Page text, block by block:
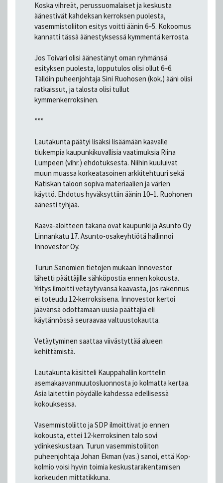
Koska vihreät, perussuomalaiset ja keskusta
äänestivät kahdeksan kerroksen puolesta,
vasemmistoliiton esitys voitti äänin 6–5. Kokoomus
kannatti tässä äänestyksessä kymmentä kerrosta.
Jos Toivari olisi äänestänyt oman ryhmänsä
esityksen puolesta, lopputulos olisi ollut 6–6.
Tällöin puheenjohtaja Sini Ruohosen (kok.) ääni olisi
ratkaissut, ja talosta olisi tullut
kymmenkerroksinen.
***
Lautakunta päätyi lisäksi lisäämään kaavalle
tiukempia kaupunkikuvallisia vaatimuksia Riina
Lumpeen (vihr.) ehdotuksesta. Niihin kuuluivat
muun muassa korkeatasoinen arkkitehtuuri sekä
Katiskan taloon sopiva materiaalien ja värien
käyttö. Ehdotus hyväksyttiin äänin 10–1. Ruohonen
äänesti tyhjää.
Kaava-aloitteen takana ovat kaupunki ja Asunto Oy
Linnankatu 17. Asunto-osakeyhtiötä hallinnoi
Innovestor Oy.
Turun Sanomien tietojen mukaan Innovestor
lähetti päättäjille sähköpostia ennen kokousta.
Yritys ilmoitti vetäytyvänsä kaavasta, jos rakennus
ei toteudu 12-kerroksisena. Innovestor kertoi
jäävänsä odottamaan uusia päättäjiä eli
käytännössä seuraavaa valtuustokautta.
Vetäytyminen saattaa viivästyttää alueen
kehittämistä.
Lautakunta käsitteli Kauppahallin korttelin
asemakaavanmuutosluonnosta jo kolmatta kertaa.
Asia laitettiin pöydälle kahdessa edellisessä
kokouksessa.
Vasemmistoliitto ja SDP ilmoittivat jo ennen
kokousta, ettei 12-kerroksinen talo sovi
ydinkeskustaan. Turun vasemmistoliiton
puheenjohtaja Johan Ekman (vas.) sanoi, että Kop-
kolmio voisi hyvin toimia keskustarakentamisen
korkeuden mittatikkuna.